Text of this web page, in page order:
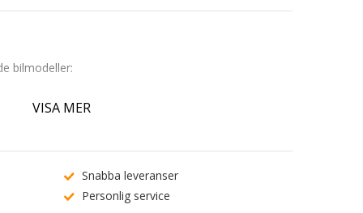
bilmodeller:
VISA MER
Snabba leveranser
Personlig service